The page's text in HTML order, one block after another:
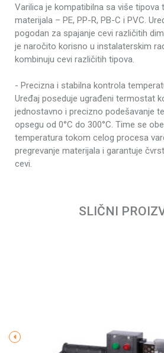
Vreme zagrevanja
Varilica je kompatibilna sa više tipova
materijala – PE, PP-R, PB-C i PVC.
pogodan za spajanje cevi različitih
je naročito korisno u instalaterskim
kombinuju cevi različitih tipova.
- Precizna i stabilna kontrola
Uređaj poseduje ugrađeni termostat
jednostavno i precizno podešavanje
opsegu od 0°C do 300°C. Time se
temperatura tokom celog procesa
pregrevanje materijala i garantuje
cevi.
SLIČNI